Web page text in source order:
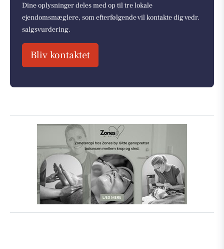
Dine oplysninger deles med op til tre lokale
ejendomsmæglere, som efterfølgende vil kontakte dig vedr.
salgsvurdering.
Bliv kontaktet